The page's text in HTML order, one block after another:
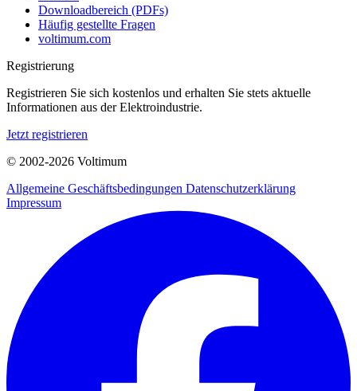
Downloadbereich (PDFs)
Häufig gestellte Fragen
voltimum.com
Registrierung
Registrieren Sie sich kostenlos und erhalten Sie stets aktuelle
Informationen aus der Elektroindustrie.
Jetzt registrieren
© 2002-2026 Voltimum
Allgemeine Geschäftsbedingungen Datenschutzerklärung
Impressum